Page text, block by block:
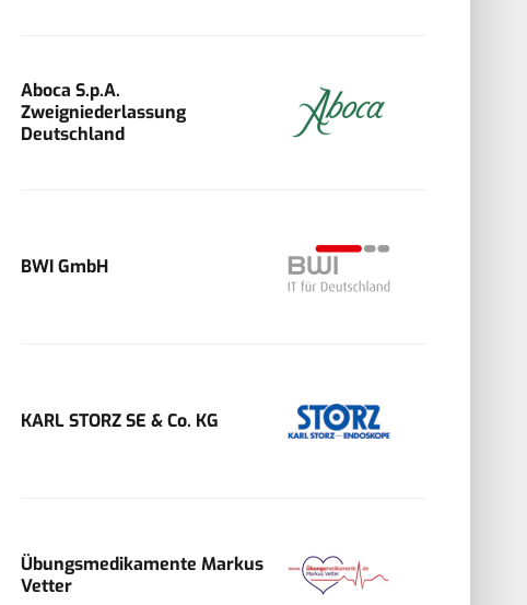
Aboca S.p.A.
Zweigniederlassung
Deutschland
BWI GmbH
KARL STORZ SE & Co. KG
Übungsmedikamente Markus
Vetter